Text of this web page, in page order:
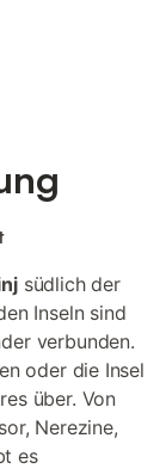
südlich der
Inseln sind
verbunden.
oder die Insel
über. Von
Nerezine,
es